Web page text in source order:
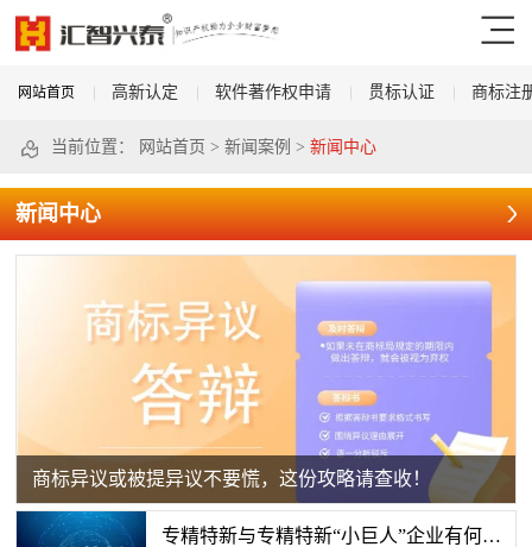
网站首页 高新认定 软件著作权申请 贯标认证 商标注
当前位置： 网站首页 > 新闻案例 > 新闻中心
新闻中心
商标异议或被提异议不要慌，这份攻略请查收！
专精特新与专精特新“小巨人”企业有何不同？